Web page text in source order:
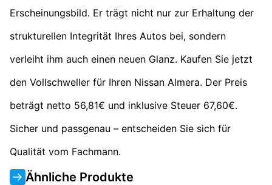
Erscheinungsbild. Er trägt nicht nur zur Erhaltung der
strukturellen Integrität Ihres Autos bei, sondern
verleiht ihm auch einen neuen Glanz. Kaufen Sie jetzt
den Vollschweller für Ihren Nissan Almera. Der Preis
beträgt netto 56,81€ und inklusive Steuer 67,60€.
Sicher und passgenau – entscheiden Sie sich für
Qualität vom Fachmann.
Ähnliche Produkte